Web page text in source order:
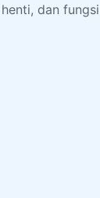
dan fungsi